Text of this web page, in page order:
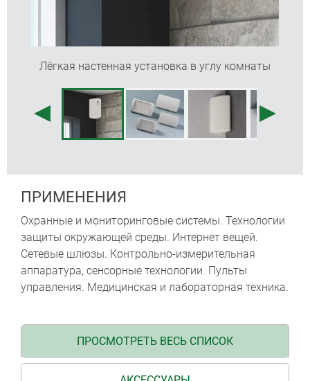
Лёгкая настенная установка в углу комнаты
ПРИМЕНЕНИЯ
Охранные и мониторинговые системы. Технологии
защиты окружающей среды. Интернет вещей.
Сетевые шлюзы. Контрольно-измерительная
аппаратура, сенсорные технологии. Пульты
управления. Медицинская и лабораторная техника.
ПРОСМОТРЕТЬ ВЕСЬ СПИСОК